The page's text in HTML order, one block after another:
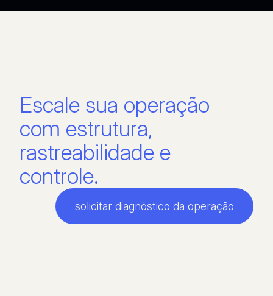
Escale sua operação
com estrutura,
rastreabilidade e
controle.
solicitar diagnóstico da operação